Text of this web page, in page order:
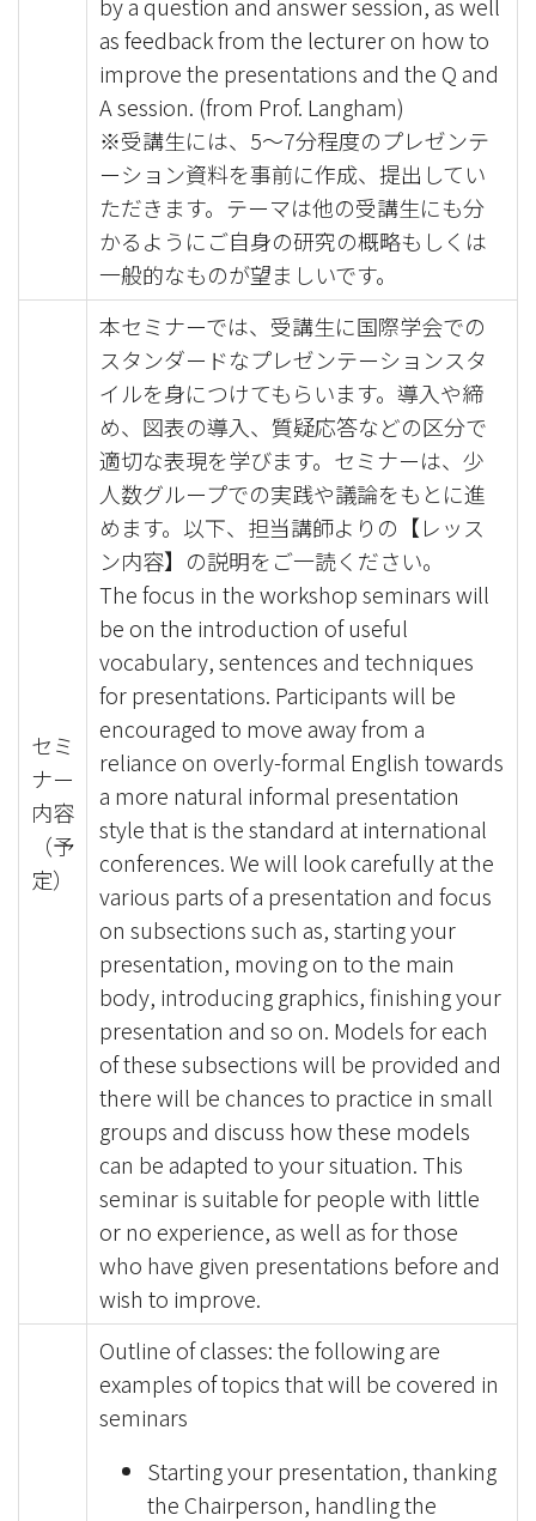
as feedback from the lecturer on how to
improve the presentations and the Q and
A session. (from Prof. Langham)
※受講生には、5～7分程度のプレゼンテ
ーション資料を事前に作成、提出してい
ただきます。テーマは他の受講生にも分
かるようにご自身の研究の概略もしくは
一般的なものが望ましいです。
セミ
ナー
内容
（予
定）
本セミナーでは、受講生に国際学会での
スタンダードなプレゼンテーションスタ
イルを身につけてもらいます。導入や締
め、図表の導入、質疑応答などの区分で
適切な表現を学びます。セミナーは、少
人数グループでの実践や議論をもとに進
めます。以下、担当講師よりの【レッス
ン内容】の説明をご一読ください。
The focus in the workshop seminars will
be on the introduction of useful
vocabulary, sentences and techniques
for presentations. Participants will be
encouraged to move away from a
reliance on overly-formal English towards
a more natural informal presentation
style that is the standard at international
conferences. We will look carefully at the
various parts of a presentation and focus
on subsections such as, starting your
presentation, moving on to the main
body, introducing graphics, finishing your
presentation and so on. Models for each
of these subsections will be provided and
there will be chances to practice in small
groups and discuss how these models
can be adapted to your situation. This
seminar is suitable for people with little
or no experience, as well as for those
who have given presentations before and
wish to improve.
Outline of classes: the following are
examples of topics that will be covered in
seminars
Starting your presentation, thanking
the Chairperson, handling the